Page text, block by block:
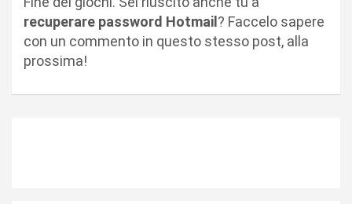
recuperare password Hotmail ? Faccelo sapere
con un commento in questo stesso post, alla
prossima!